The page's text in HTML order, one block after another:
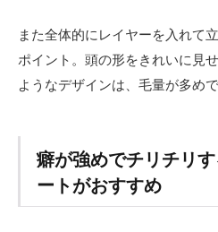
また全体的にレイヤーを入れて
ポイント。頭の形をきれいに見
ようなデザインは、毛量が多め
癖が強めでチリチリ
ートがおすすめ